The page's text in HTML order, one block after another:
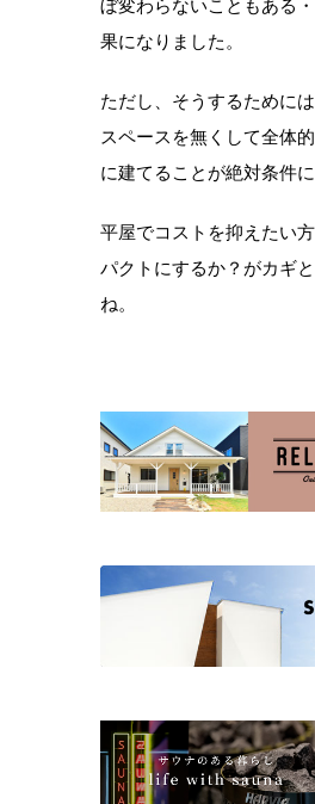
ぼ変わらないこともある
果になりました。
ただし、そうするために
スペースを無くして全体
に建てることが絶対条件に
平屋でコストを抑えたい
パクトにするか？がカギ
ね。